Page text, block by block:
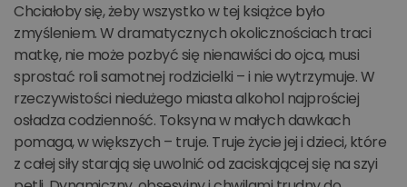
Chciałoby się, żeby wszystko w tej książce było
zmyśleniem. W dramatycznych okolicznościach traci
matkę, nie może pozbyć się nienawiści do ojca, musi
sprostać roli samotnej rodzicielki – i nie wytrzymuje. W
rzeczywistości niedużego miasta alkohol najprościej
osładza codzienność. Toksyna w małych dawkach
pomaga, w większych – truje. Truje życie jej i dzieci, które
z całej siły starają się uwolnić od zaciskającej się na szyi